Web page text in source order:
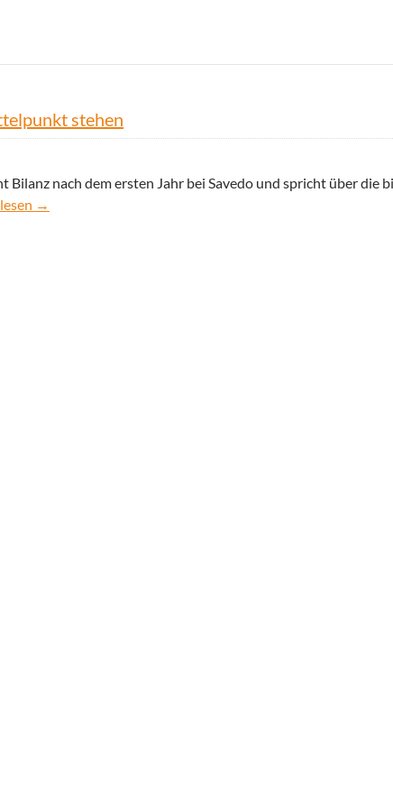
stehen
nach dem ersten Jahr bei Savedo und spricht über die
1 Jahr Savedo – Der Kunde muss im Mittelpunkt stehen
→